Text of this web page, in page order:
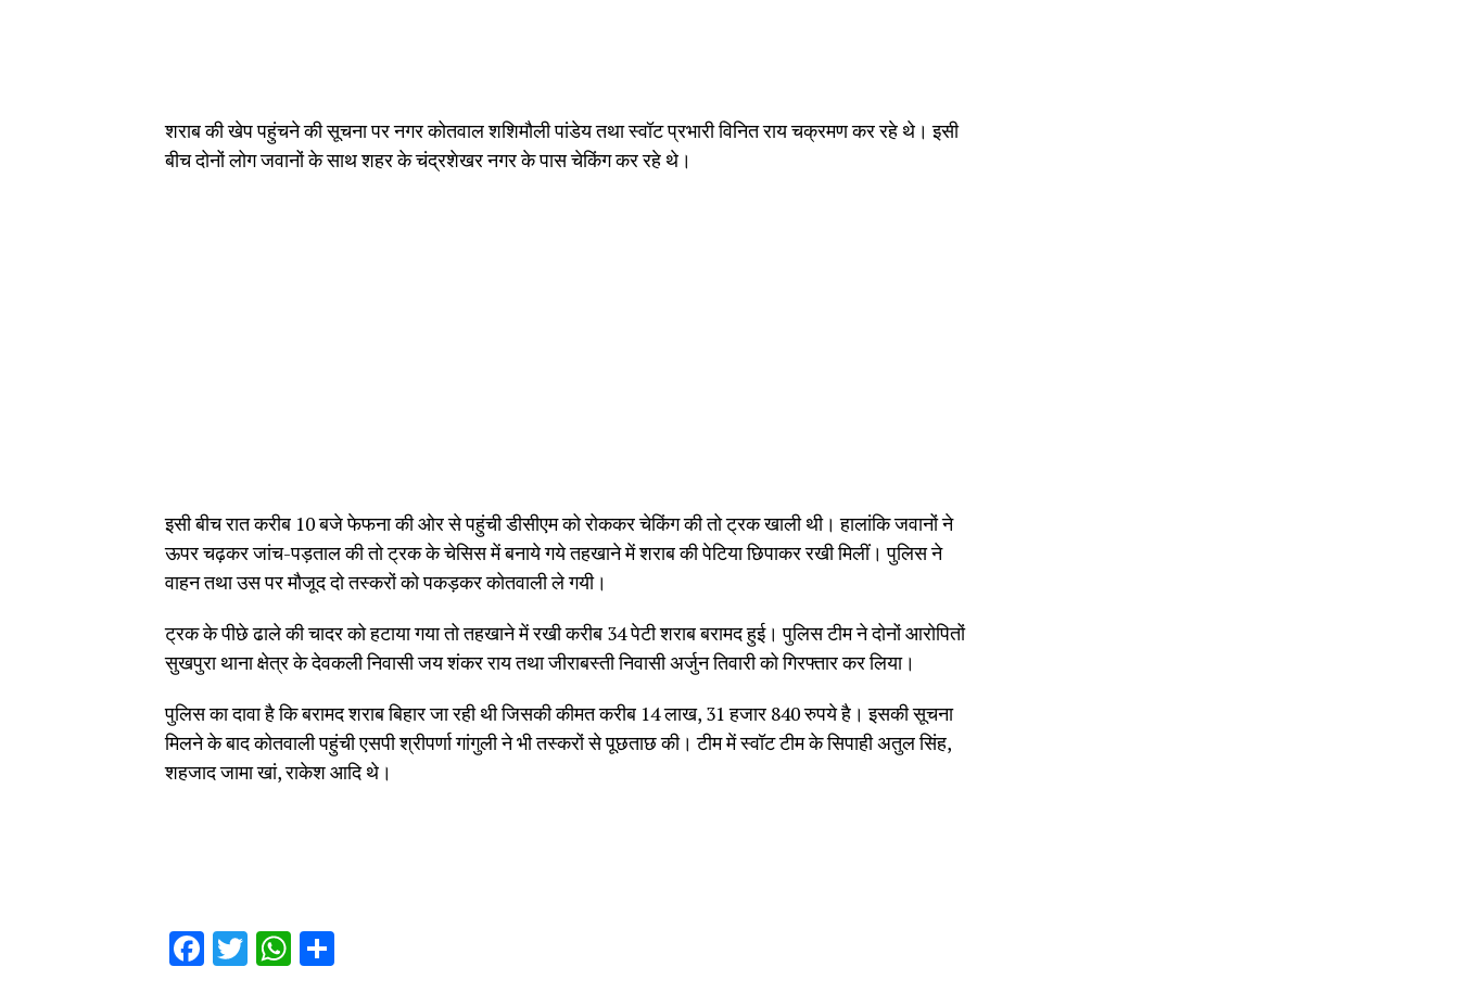
शराब की खेप पहुंचने की सूचना पर नगर कोतवाल शशिमौली पांडेय तथा स्वॉट प्रभारी विनित राय चक्रमण कर रहे थे। इसी
बीच दोनों लोग जवानों के साथ शहर के चंद्रशेखर नगर के पास चेकिंग कर रहे थे।
इसी बीच रात करीब 10 बजे फेफना की ओर से पहुंची डीसीएम को रोककर चेकिंग की तो ट्रक खाली थी। हालांकि जवानों ने
ऊपर चढ़कर जांच-पड़ताल की तो ट्रक के चेसिस में बनाये गये तहखाने में शराब की पेटिया छिपाकर रखी मिलीं। पुलिस ने
वाहन तथा उस पर मौजूद दो तस्करों को पकड़कर कोतवाली ले गयी।
ट्रक के पीछे ढाले की चादर को हटाया गया तो तहखाने में रखी करीब 34 पेटी शराब बरामद हुई। पुलिस टीम ने दोनों आरोपितों
सुखपुरा थाना क्षेत्र के देवकली निवासी जय शंकर राय तथा जीराबस्ती निवासी अर्जुन तिवारी को गिरफ्तार कर लिया।
पुलिस का दावा है कि बरामद शराब बिहार जा रही थी जिसकी कीमत करीब 14 लाख, 31 हजार 840 रुपये है। इसकी सूचना
मिलने के बाद कोतवाली पहुंची एसपी श्रीपर्णा गांगुली ने भी तस्करों से पूछताछ की। टीम में स्वॉट टीम के सिपाही अतुल सिंह,
शहजाद जामा खां, राकेश आदि थे।
Facebook
TwitterWhatsApp